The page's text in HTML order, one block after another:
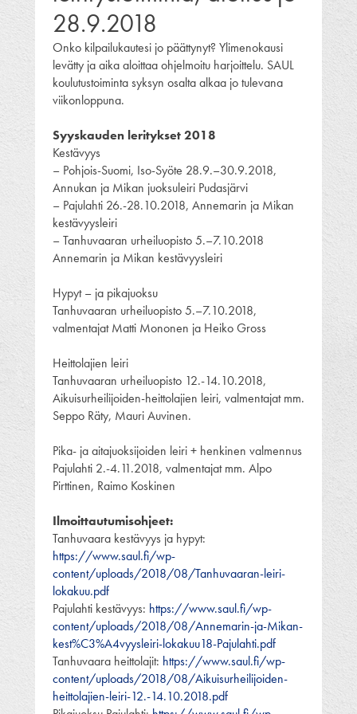
28.9.2018
Onko kilpailukautesi jo päättynyt? Ylimenokausi
levätty ja aika aloittaa ohjelmoitu harjoittelu. SAUL
koulutustoiminta syksyn osalta alkaa jo tulevana
viikonloppuna.
Syyskauden leritykset 2018
Kestävyys
– Pohjois-Suomi, Iso-Syöte 28.9.–30.9.2018,
Annukan ja Mikan juoksuleiri Pudasjärvi
– Pajulahti 26.-28.10.2018, Annemarin ja Mikan
kestävyysleiri
– Tanhuvaaran urheiluopisto 5.–7.10.2018
Annemarin ja Mikan kestävyysleiri
Hypyt – ja pikajuoksu
Tanhuvaaran urheiluopisto 5.–7.10.2018,
valmentajat Matti Mononen ja Heiko Gross
Heittolajien leiri
Tanhuvaaran urheiluopisto 12.-14.10.2018,
Aikuisurheilijoiden-heittolajien leiri, valmentajat mm.
Seppo Räty, Mauri Auvinen.
Pika- ja aitajuoksijoiden leiri + henkinen valmennus
Pajulahti 2.-4.11.2018, valmentajat mm. Alpo
Pirttinen, Raimo Koskinen
Ilmoittautumisohjeet:
Tanhuvaara kestävyys ja hypyt:
https://www.saul.fi/wp-
content/uploads/2018/08/Tanhuvaaran-leiri-
lokakuu.pdf
Pajulahti kestävyys: https://www.saul.fi/wp-
content/uploads/2018/08/Annemarin-ja-Mikan-
kest%C3%A4vyysleiri-lokakuu18-Pajulahti.pdf
Tanhuvaara heittolajit: https://www.saul.fi/wp-
content/uploads/2018/08/Aikuisurheilijoiden-
heittolajien-leiri-12.-14.10.2018.pdf